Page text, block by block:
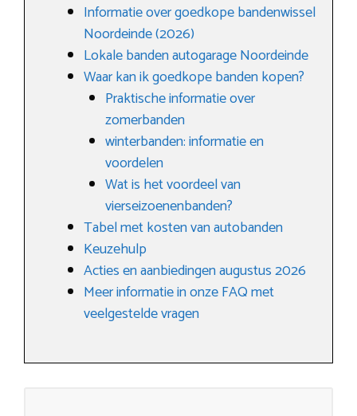
Informatie over goedkope bandenwissel
Noordeinde (2026)
Lokale banden autogarage Noordeinde
Waar kan ik goedkope banden kopen?
Praktische informatie over
zomerbanden
winterbanden: informatie en
voordelen
Wat is het voordeel van
vierseizoenenbanden?
Tabel met kosten van autobanden
Keuzehulp
Acties en aanbiedingen augustus 2026
Meer informatie in onze FAQ met
veelgestelde vragen